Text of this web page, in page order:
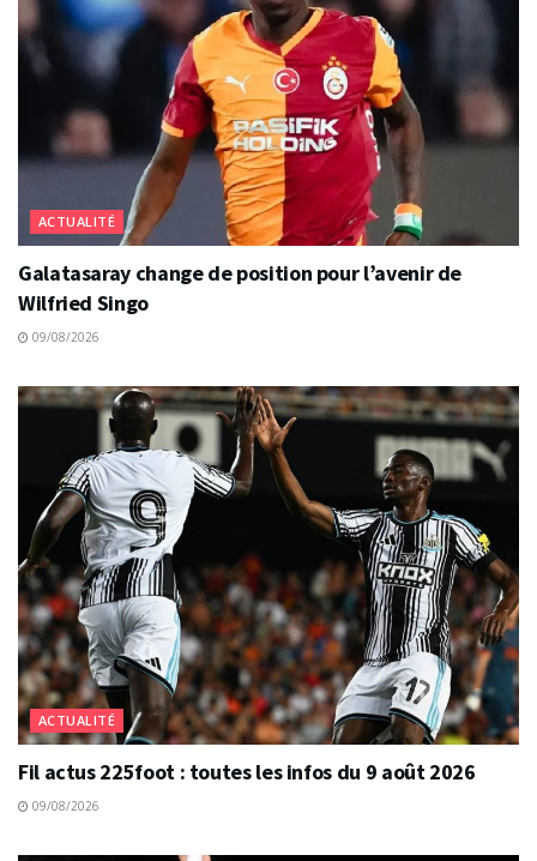
ACTUALITÉ
Galatasaray change de position pour l’avenir de
Wilfried Singo
09/08/2026
ACTUALITÉ
Fil actus 225foot : toutes les infos du 9 août 2026
09/08/2026